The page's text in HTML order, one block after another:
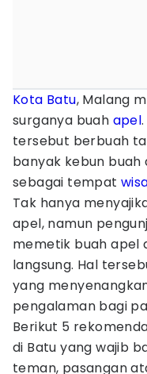
Kota Batu, Malang
surganya buah apel
tersebut berbuah
banyak kebun buah
sebagai tempat
Tak hanya
apel, namun
memetik buah apel
langsung. Hal
yang
pengalaman bagi
Berikut 5
di Batu yang wajib
teman, pasangan